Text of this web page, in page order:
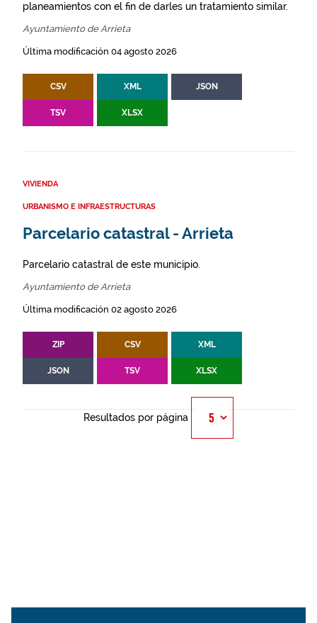
planeamientos con el fin de darles un tratamiento similar.
Ayuntamiento de Arrieta
Última modificación 04 agosto 2026
CSV XML JSON
TSV XLSX
VIVIENDA
URBANISMO E INFRAESTRUCTURAS
Parcelario catastral - Arrieta
Parcelario catastral de este municipio.
Ayuntamiento de Arrieta
Última modificación 02 agosto 2026
ZIP CSV XML
JSON TSV XLSX
Resultados por página